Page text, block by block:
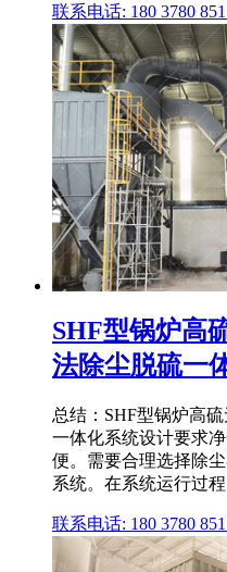
联系电话: 180 3780
SHF型锅炉高
法除尘脱硫一
总结：SHF型锅炉高
一体化系统设计要求
便。需要合理选择除
系统。在系统运行过程
联系电话: 180 3780